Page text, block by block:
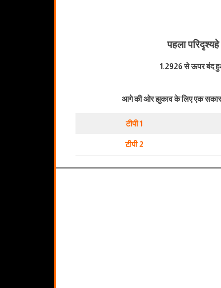
पहला परिदृश्यहे
1.2926 से ऊपर बंद
आगे की ओर झुकाव के लिए एक
टीपी 1
टीपी 2